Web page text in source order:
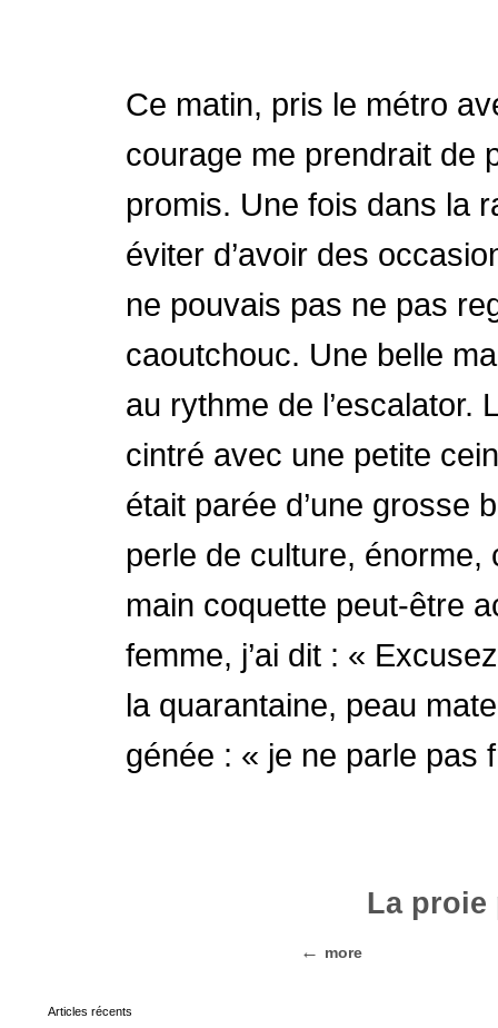
Ce matin, pris le métro
courage me prendrait de
promis. Une fois dans la
éviter d’avoir des
ne pouvais pas ne pas
caoutchouc. Une belle
au rythme de l’escalator.
cintré avec une petite
était parée d’une grosse
perle de culture,
main coquette peut-être
femme, j’ai dit : «
la quarantaine, peau
génée : « je ne parle pas
La proie
more
Articles récents